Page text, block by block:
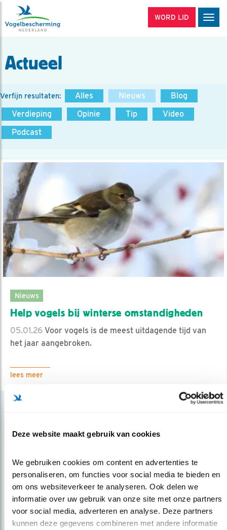
Deze website maakt gebruik van cookies
We gebruiken cookies om content en advertenties te
personaliseren, om functies voor social media te bieden en
om ons websiteverkeer te analyseren. Ook delen we
informatie over uw gebruik van onze site met onze partners
voor social media, adverteren en analyse. Deze partners
kunnen deze gegevens combineren met andere informatie
WORD LID
Actueel
Verfijn resultaten: Alles Nieuws
Blog
Verdieping
Opinie Tip
Video
Podcast
Nieuws
Help vogels bij winterse omstandigheden
05.01.26 Voor vogels is de meest uitdagende tijd van
het jaar aangebroken.
lees meer
Op de hoogte blijven?
over vogels en activiteiten van Vogelbescherming.